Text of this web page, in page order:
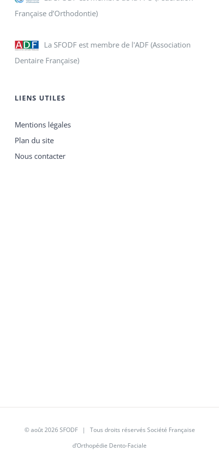
Française d’Orthodontie)
La SFODF est membre de l'ADF (Association
Dentaire Française)
LIENS UTILES
Mentions légales
Plan du site
Nous contacter
© août 2026SFODF| Tous droits réservés Société Française
d’Orthopédie Dento-Faciale